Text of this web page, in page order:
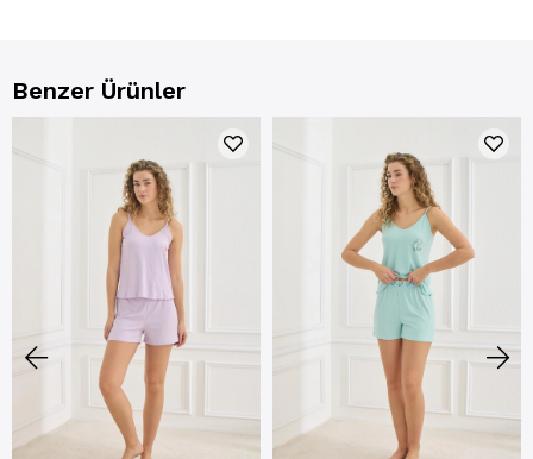
Benzer Ürünler